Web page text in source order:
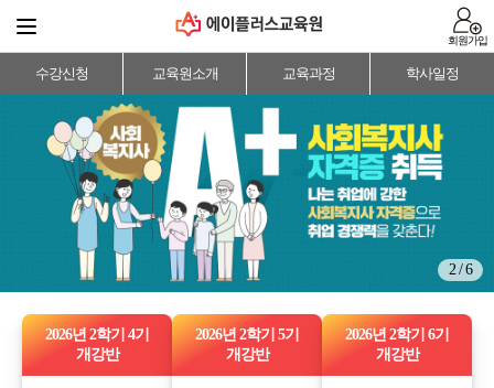
회원가입
수강신청 교육원소개 교육과정 학사일정
2 / 6
2026년 2학기 4기
개강반
2026년 2학기 5기
개강반
2026년 2학기 6기
개강반